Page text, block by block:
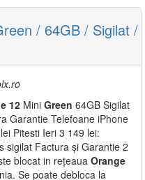
/ 64GB / Sigilat /
12 Mini Green 64GB Sigilat
Garantie Telefoane iPhone
Pitesti Ieri 3 149 lei:
sigilat Factura și Garantie 2
blocat in rețeaua Orange
Se poate debloca la